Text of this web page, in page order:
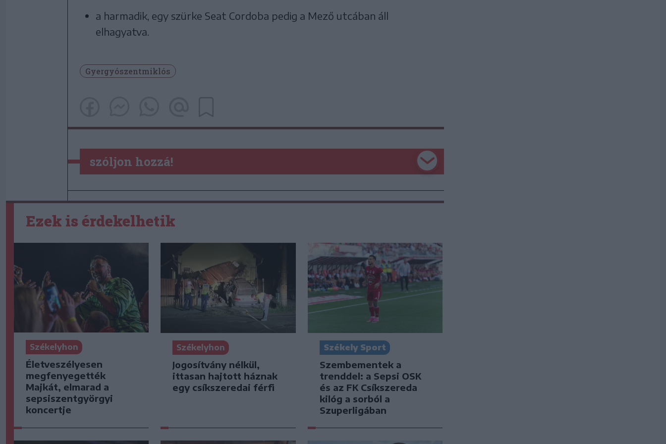
a harmadik, egy szürke Seat Cordoba pedig a Mező utcában áll
elhagyatva.
Gyergyószentmiklós
szóljon hozzá!
Ezek is érdekelhetik
Székelyhon
Életveszélyesen
megfenyegették
Majkát, elmarad a
sepsiszentgyörgyi
koncertje
Székelyhon
Jogosítvány nélkül,
ittasan hajtott háznak
egy csíkszeredai férfi
Székely Sport
Szembementek a
trenddel: a Sepsi OSK
és az FK Csíkszereda
kilóg a sorból a
Szuperligában